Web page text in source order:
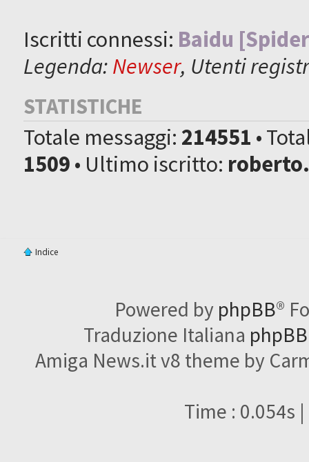
Iscritti connessi: Baidu
Legenda:Newser, Utenti
STATISTICHE
Totale messaggi: 214551 •
1509• Ultimo iscritto:
Indice
Powered by phpBB®
Traduzione Italiana
Amiga News.it v8 theme by
Time : 0.054s